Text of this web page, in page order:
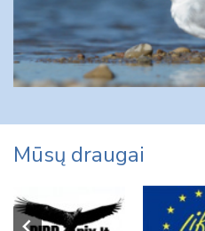
Mūsų draugai